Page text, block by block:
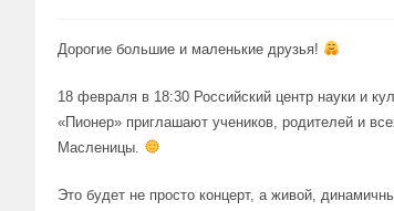
Дорогие большие и маленькие друзья!
18 февраля в 18:30 Российский центр науки и
«Пионер» приглашают учеников, родителей и
Масленицы.
Это будет не просто концерт, а живой,